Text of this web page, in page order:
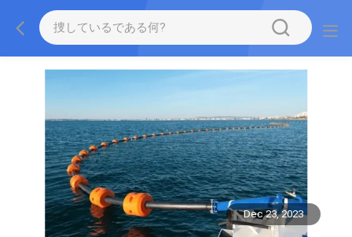
Dec 23, 2023